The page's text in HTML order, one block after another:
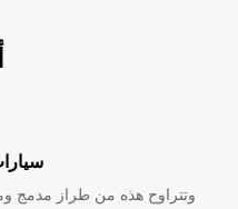
وتتراوح هذه من طراز مدمج